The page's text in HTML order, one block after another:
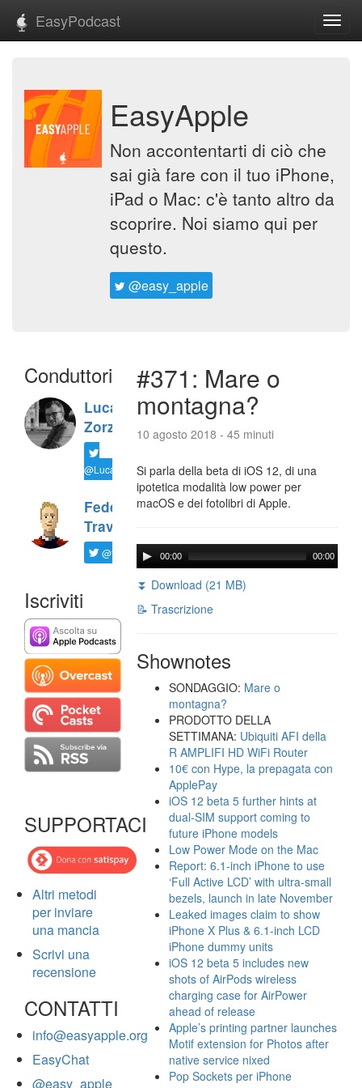
EasyPodcast
EasyApple
Non accontentarti di ciò che
sai già fare con il tuo iPhone,
iPad o Mac: c'è tanto altro da
scoprire. Noi siamo qui per
questo.
@easy_apple
Conduttori
Luca
Zorzi
@LucaTNT
Federico
Travaini
@ftrava
Iscriviti
SUPPORTACI
Altri metodi
per inviare
una mancia
Scrivi una
recensione
CONTATTI
info@easyapple.org
EasyChat
@easy_apple
#371: Mare o
montagna?
10 agosto 2018 - 45 minuti
Si parla della beta di iOS 12, di una
ipotetica modalità low power per
macOS e dei fotolibri di Apple.
00:00 00:00
⏬ Download (21 MB)
📝 Trascrizione
Shownotes
SONDAGGIO: Mare o
montagna?
PRODOTTO DELLA
SETTIMANA: Ubiquiti AFI della
R AMPLIFI HD WiFi Router
10€ con Hype, la prepagata con
ApplePay
iOS 12 beta 5 further hints at
dual-SIM support coming to
future iPhone models
Low Power Mode on the Mac
Report: 6.1-inch iPhone to use
‘Full Active LCD’ with ultra-small
bezels, launch in late November
Leaked images claim to show
iPhone X Plus & 6.1-inch LCD
iPhone dummy units
iOS 12 beta 5 includes new
shots of AirPods wireless
charging case for AirPower
ahead of release
Apple’s printing partner launches
Motif extension for Photos after
native service nixed
Pop Sockets per iPhone